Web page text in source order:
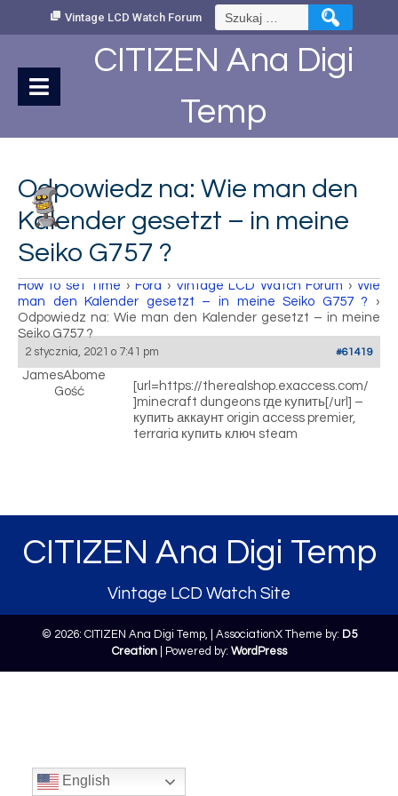
Vintage LCD Watch Forum Szukaj:
CITIZEN Ana Digi
Temp
Odpowiedz na: Wie man den
Kalender gesetzt – in meine
Seiko G757 ?
How to set Time › Fora › Vintage LCD Watch Forum › Wie
man den Kalender gesetzt – in meine Seiko G757 ?
›
Odpowiedz na: Wie man den Kalender gesetzt – in meine
Seiko G757 ?
2 stycznia, 2021 o 7:41 pm #61419
JamesAbome
Gość
[url=https://therealshop.exaccess.com/
]minecraft dungeons где купить[/url] –
купить аккаунт origin access premier,
terraria купить ключ steam
CITIZEN Ana Digi Temp
Vintage LCD Watch Site
© 2026: CITIZEN Ana Digi Temp, | AssociationX Theme by: D5
Creation| Powered by: WordPress
English